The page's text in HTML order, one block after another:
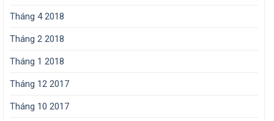
Tháng 4 2018
Tháng 2 2018
Tháng 1 2018
Tháng 12 2017
Tháng 10 2017